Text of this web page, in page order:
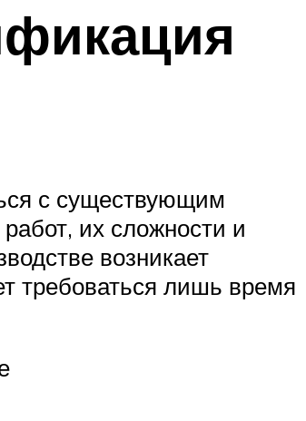
с существующим
их сложности и
возникает
требоваться лишь время